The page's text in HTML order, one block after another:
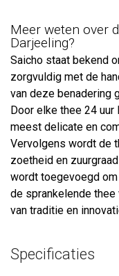
Meer weten over
Darjeeling?
Saicho staat bekend
zorgvuldig met de
van deze benadering
Door elke thee 24
meest delicate en
Vervolgens wordt de
zoetheid en
wordt toegevoegd
de sprankelende thee
van traditie en
Specificaties